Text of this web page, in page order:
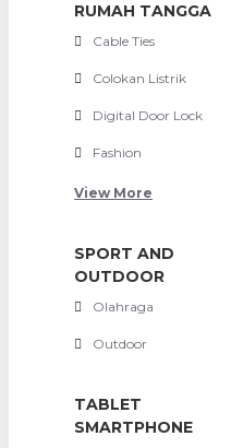
RUMAH TANGGA
Cable Ties
Colokan Listrik
Digital Door Lock
Fashion
View More
SPORT AND
OUTDOOR
Olahraga
Outdoor
TABLET
SMARTPHONE